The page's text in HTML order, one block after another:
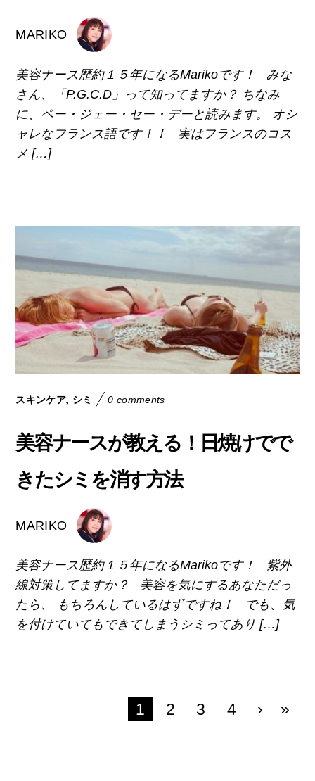
MARIKO
美容ナース歴約１５年になるMarikoです！ みな
さん、「P.G.C.D」って知ってますか？ ちなみ
に、ペー・ジェー・セー・デーと読みます。 オシ
ャレなフランス語です！！ 実はフランスのコス
メ […]
スキンケア, シミ 0 comments
美容ナースが教える！日焼けでで
きたシミを消す方法
MARIKO
美容ナース歴約１５年になるMarikoです！ 紫外
線対策してますか？ 美容を気にするあなただっ
たら、 もちろんしているはずですね！ でも、気
を付けていてもできてしまうシミってあり […]
1 2 3 4 › »